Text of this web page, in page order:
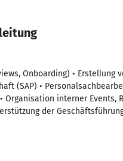
Onboarding) • Erstellung
(SAP) •
interner Events,
der